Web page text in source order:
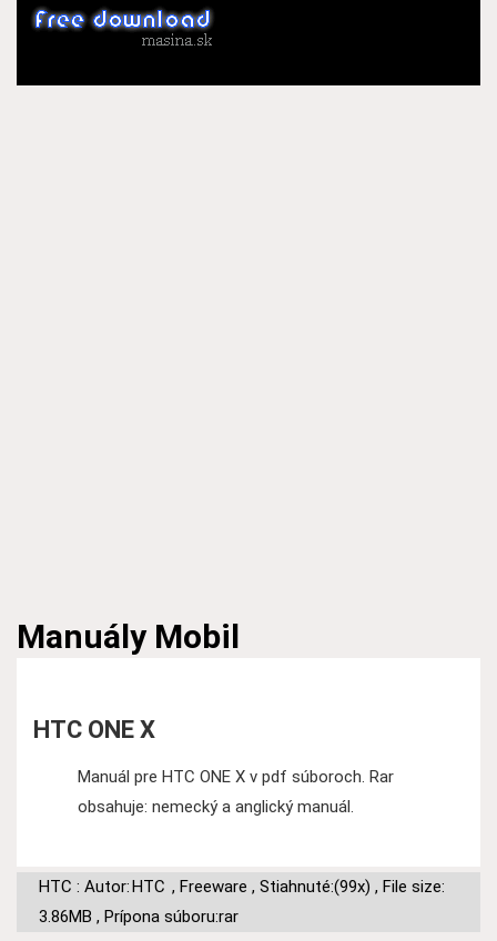
Manuály Mobil
HTC ONE X
Manuál pre HTC ONE X v pdf súboroch. Rar
obsahuje: nemecký a anglický manuál.
HTC : Autor:HTC , Freeware , Stiahnuté:(99x) , File size:
3.86MB , Prípona súboru:rar